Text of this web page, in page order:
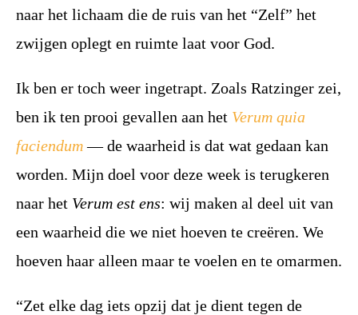
naar het lichaam die de ruis van het “Zelf” het
zwijgen oplegt en ruimte laat voor God.
Ik ben er toch weer ingetrapt. Zoals Ratzinger zei,
ben ik ten prooi gevallen aan het Verum quia
faciendum— de waarheid is dat wat gedaan kan
worden. Mijn doel voor deze week is terugkeren
naar het Verum est ens: wij maken al deel uit van
een waarheid die we niet hoeven te creëren. We
hoeven haar alleen maar te voelen en te omarmen.
“Zet elke dag iets opzij dat je dient tegen de